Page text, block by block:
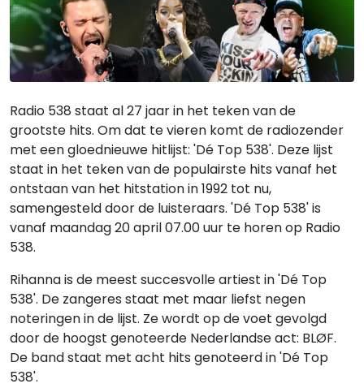
Radio 538 staat al 27 jaar in het teken van de
grootste hits. Om dat te vieren komt de radiozender
met een gloednieuwe hitlijst: 'Dé Top 538'. Deze lijst
staat in het teken van de populairste hits vanaf het
ontstaan van het hitstation in 1992 tot nu,
samengesteld door de luisteraars. 'Dé Top 538' is
vanaf maandag 20 april 07.00 uur te horen op Radio
538.
Rihanna is de meest succesvolle artiest in 'Dé Top
538'. De zangeres staat met maar liefst negen
noteringen in de lijst. Ze wordt op de voet gevolgd
door de hoogst genoteerde Nederlandse act: BLØF.
De band staat met acht hits genoteerd in 'Dé Top
538'.